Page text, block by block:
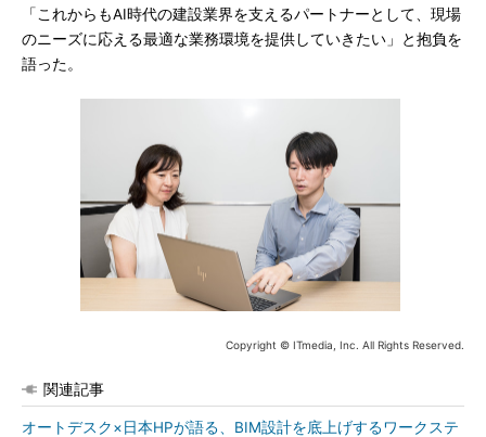
「これからもAI時代の建設業界を支えるパートナーとして、現場
のニーズに応える最適な業務環境を提供していきたい」と抱負を
語った。
Copyright © ITmedia, Inc. All Rights Reserved.
関連記事
オートデスク×日本HPが語る、BIM設計を底上げするワークステ